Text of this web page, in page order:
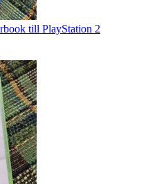
till PlayStation 2